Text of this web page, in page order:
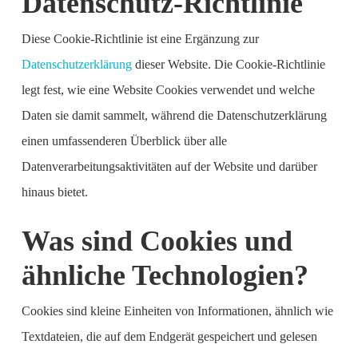
Diese Cookie-Richtlinie ist eine Ergänzung zur
Datenschutzerklärungdieser Website. Die Cookie-Richtlinie
legt fest, wie eine Website Cookies verwendet und welche
Daten sie damit sammelt, während die Datenschutzerklärung
einen umfassenderen Überblick über alle
Datenverarbeitungsaktivitäten auf der Website und darüber
hinaus bietet.
Was sind Cookies und
ähnliche Technologien?
Cookies sind kleine Einheiten von Informationen, ähnlich wie
Textdateien, die auf dem Endgerät gespeichert und gelesen